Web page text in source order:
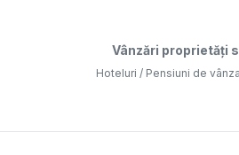
Vânzări proprietăți
Hoteluri / Pensiuni de